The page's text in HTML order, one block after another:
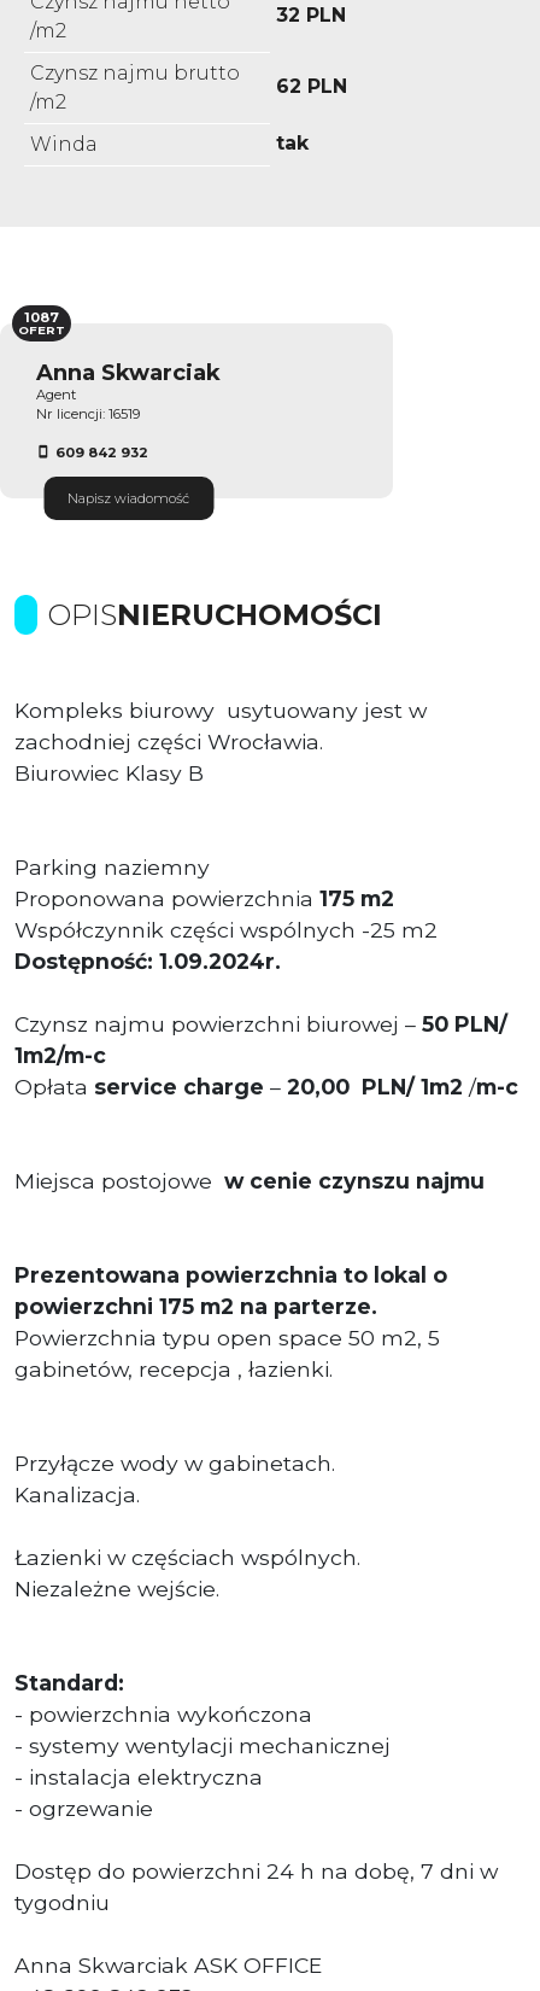
/m2
32 PLN
Czynsz najmu brutto
/m2
62 PLN
Winda tak
Anna Skwarciak
Agent
Nr licencji: 16519
609 842 932
Napisz wiadomość
1087
OFERT
OPISNIERUCHOMOŚCI
Kompleks biurowy usytuowany jest w
zachodniej części Wrocławia.
Biurowiec Klasy B
Parking naziemny
Proponowana powierzchnia 175 m2
Współczynnik części wspólnych -25 m2
Dostępność: 1.09.2024r.
Czynsz najmu powierzchni biurowej – 50 PLN/
1m2/m-c
Opłata service charge – 20,00 PLN/ 1m2 /m-c
Miejsca postojowe w cenie czynszu najmu
Prezentowana powierzchnia to lokal o
powierzchni 175 m2 na parterze.
Powierzchnia typu open space 50 m2, 5
gabinetów, recepcja , łazienki.
Przyłącze wody w gabinetach.
Kanalizacja.
Łazienki w częściach wspólnych.
Niezależne wejście.
Standard:
- powierzchnia wykończona
- systemy wentylacji mechanicznej
- instalacja elektryczna
- ogrzewanie
Dostęp do powierzchni 24 h na dobę, 7 dni w
tygodniu
Anna Skwarciak ASK OFFICE